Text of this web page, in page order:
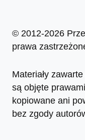
© 2012-2026
prawa
Materiały
są objęte
kopiowane ani
bez zgody